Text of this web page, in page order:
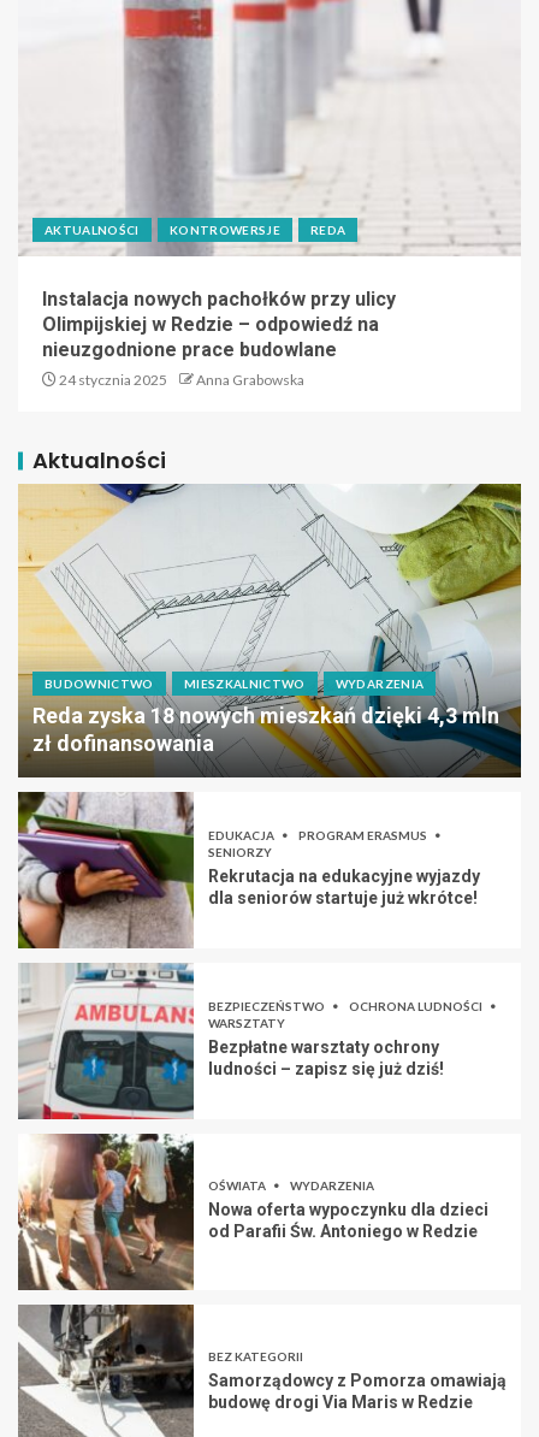
AKTUALNOŚCI KONTROWERSJE REDA
Instalacja nowych pachołków przy ulicy
Olimpijskiej w Redzie – odpowiedź na
nieuzgodnione prace budowlane
24 stycznia 2025 Anna Grabowska
Aktualności
BUDOWNICTWO MIESZKALNICTWO WYDARZENIA
Reda zyska 18 nowych mieszkań dzięki 4,3 mln
zł dofinansowania
EDUKACJA
PROGRAM ERASMUS
SENIORZY
Rekrutacja na edukacyjne wyjazdy
dla seniorów startuje już wkrótce!
BEZPIECZEŃSTWO
OCHRONA LUDNOŚCI
WARSZTATY
Bezpłatne warsztaty ochrony
ludności – zapisz się już dziś!
OŚWIATA WYDARZENIA
Nowa oferta wypoczynku dla dzieci
od Parafii Św. Antoniego w Redzie
BEZ KATEGORII
Samorządowcy z Pomorza omawiają
budowę drogi Via Maris w Redzie